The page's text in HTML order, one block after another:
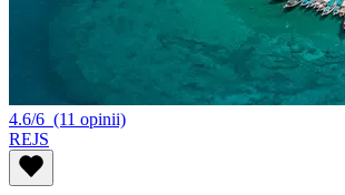
4.6/6 (11 opinii)
REJS